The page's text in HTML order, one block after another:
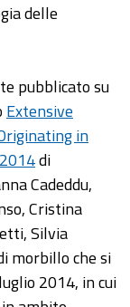
delle
pubblicato su
Extensive
in
di
Cadeddu,
Cristina
Silvia
morbillo che si
2014, in cui